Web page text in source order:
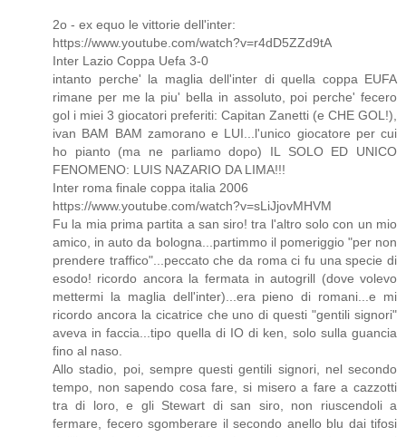
2o - ex equo le vittorie dell'inter:
https://www.youtube.com/watch?v=r4dD5ZZd9tA
Inter Lazio Coppa Uefa 3-0
intanto perche' la maglia dell'inter di quella coppa EUFA
rimane per me la piu' bella in assoluto, poi perche' fecero
gol i miei 3 giocatori preferiti: Capitan Zanetti (e CHE GOL!),
ivan BAM BAM zamorano e LUI...l'unico giocatore per cui
ho pianto (ma ne parliamo dopo) IL SOLO ED UNICO
FENOMENO: LUIS NAZARIO DA LIMA!!!
Inter roma finale coppa italia 2006
https://www.youtube.com/watch?v=sLiJjovMHVM
Fu la mia prima partita a san siro! tra l'altro solo con un mio
amico, in auto da bologna...partimmo il pomeriggio "per non
prendere traffico"...peccato che da roma ci fu una specie di
esodo! ricordo ancora la fermata in autogrill (dove volevo
mettermi la maglia dell'inter)...era pieno di romani...e mi
ricordo ancora la cicatrice che uno di questi "gentili signori"
aveva in faccia...tipo quella di IO di ken, solo sulla guancia
fino al naso.
Allo stadio, poi, sempre questi gentili signori, nel secondo
tempo, non sapendo cosa fare, si misero a fare a cazzotti
tra di loro, e gli Stewart di san siro, non riuscendoli a
fermare, fecero sgomberare il secondo anello blu dai tifosi